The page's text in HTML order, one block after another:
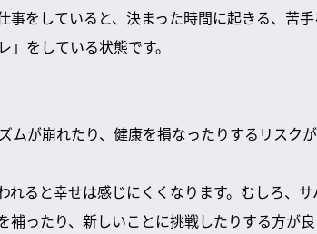
事をしていると、決まった時間に起きる、苦
をしている状態です。
ムが崩れたり、健康を損なったりするリスク
れると幸せは感じにくくなります。むしろ、
ったり、新しいことに挑戦したりする方が良